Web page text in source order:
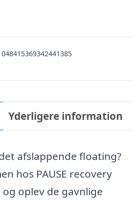
Yderligere information
afslappende floating?
hos PAUSE recovery
oplev de gavnlige